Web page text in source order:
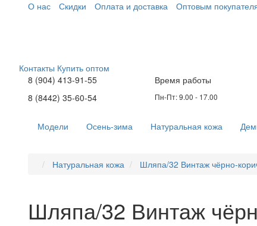
О нас Скидки Оплата и доставка Оптовым
Контакты Купить оптом
8 (904) 413-91-55
8 (8442) 35-60-54
Время работы
Пн-Пт: 9.00 - 17.00
Модели Осень-зима Натуральная кожа
Натуральная кожа Шляпа/32 Винтаж чёрно-
Шляпа/32 Винтаж